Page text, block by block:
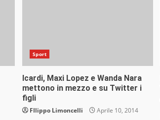
Sport
Icardi, Maxi Lopez e Wanda Nara
mettono in mezzo e su Twitter i
figli
FIlippo Limoncelli Aprile 10, 2014